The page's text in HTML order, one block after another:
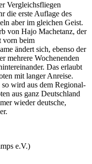
Vergleichsfliegen
die erste Auflage des
aber im gleichen Geist.
von Hajo Machetanz, der
vorn beim
ändert sich, ebenso der
mehrere Wochenenden
Das erlaubt
mit langer Anreise.
wird aus dem Regional-
aus ganz Deutschland
wieder deutsche,